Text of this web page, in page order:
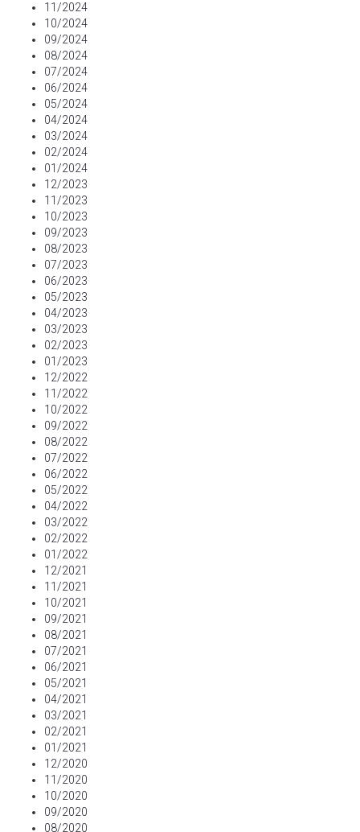
11/2024
10/2024
09/2024
08/2024
07/2024
06/2024
05/2024
04/2024
03/2024
02/2024
01/2024
12/2023
11/2023
10/2023
09/2023
08/2023
07/2023
06/2023
05/2023
04/2023
03/2023
02/2023
01/2023
12/2022
11/2022
10/2022
09/2022
08/2022
07/2022
06/2022
05/2022
04/2022
03/2022
02/2022
01/2022
12/2021
11/2021
10/2021
09/2021
08/2021
07/2021
06/2021
05/2021
04/2021
03/2021
02/2021
01/2021
12/2020
11/2020
10/2020
09/2020
08/2020